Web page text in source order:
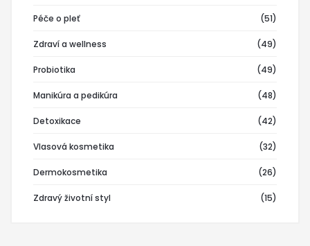
Péče o pleť (51)
Zdraví a wellness (49)
Probiotika (49)
Manikúra a pedikúra (48)
Detoxikace (42)
Vlasová kosmetika (32)
Dermokosmetika (26)
Zdravý životní styl (15)